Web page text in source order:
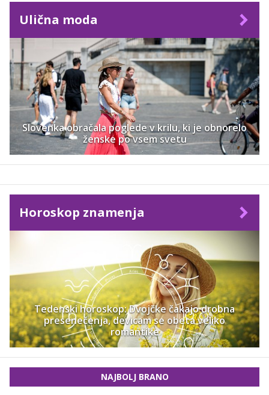
Ulična moda
Slovenka obračala poglede v krilu, ki je obnorelo
ženske po vsem svetu
Horoskop znamenja
Tedenski horoskop: Dvojčke čakajo drobna
presenečenja, devicam se obeta veliko
romantike
NAJBOLJ BRANO